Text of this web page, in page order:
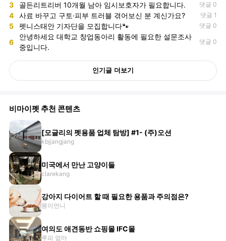
3 골든리트리버 10개월 남아 임시보호자가 필요합니다. 댓글 0
4 사료 바꾸고 구토·피부 트러블 겪어보신 분 계신가요? 댓글 1
5 펫니스태안 기자단을 모집합니다🐾 댓글 0
6
안녕하세요 대학교 창업동아리 활동에 필요한 설문조사
중입니다.
댓글 0
인기글 더보기
비마이펫 추천 콘텐츠
[모글리의 펫용품 업체 탐방] #1- (주)오션
kbjjangjang
미국에서 만난 고양이들
clarekang
강아지 다이어트 할 때 필요한 용품과 주의점은?
몽이언니
여의도 애견동반 쇼핑몰 IFC몰
루피 엄마